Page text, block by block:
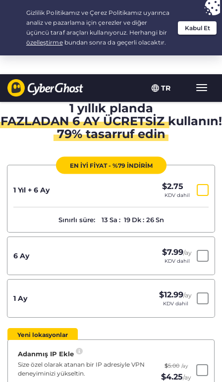
TR
Your choice:The Best Dealfor 1.5-years at $ /month
1 yıllık planda
FAZLADAN 6 AY ÜCRETSİZkullanın!
79% tasarruf edin
EN İYİ FİYAT - %79 İNDİRİM
1 Yıl + 6 Ay $2.75
KDV dahil
Sınırlı süre: 13 Sa : 19 Dk : 26 Sn
6 Ay $7.99/ay
KDV dahil
1 Ay $12.99/ay
KDV dahil
Yeni lokasyonlar
Adanmış IP Ekle
Size özel olarak atanan bir IP adresiyle VPN
deneyiminizi yükseltin.
$5.00 /ay
$4.25/ay